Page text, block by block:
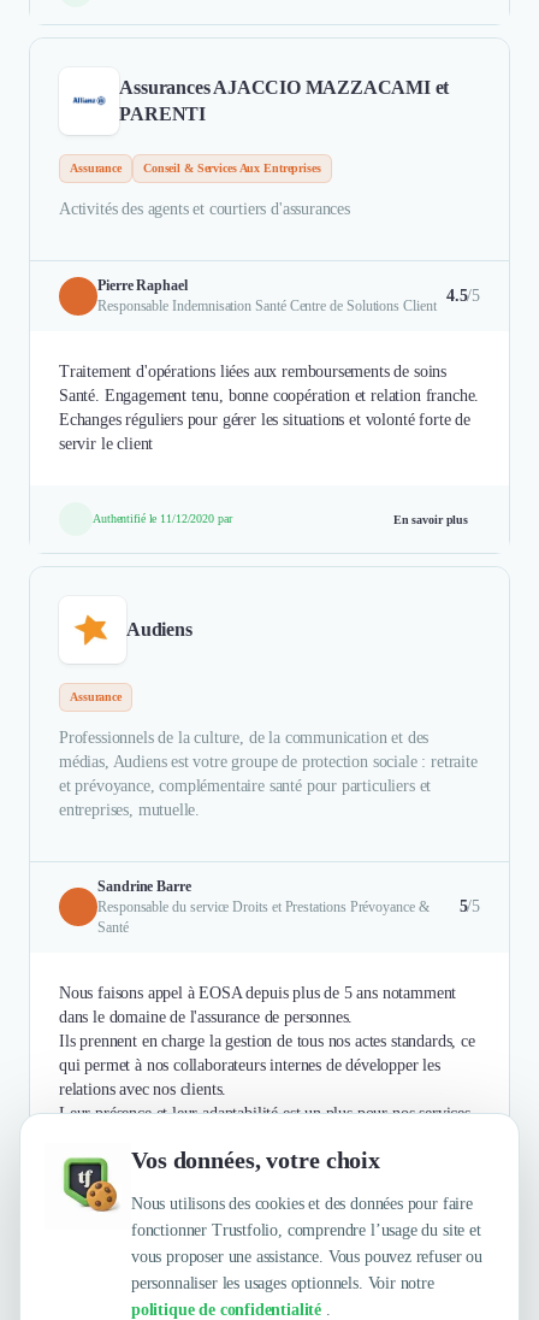
Vos données, votre choix
Nous utilisons des cookies et des données pour faire
fonctionner Trustfolio, comprendre l’usage du site et
vous proposer une assistance. Vous pouvez refuser ou
personnaliser les usages optionnels. Voir notre
politique de confidentialité .
Assurances AJACCIO MAZZACAMI et
PARENTI
Assurance Conseil & Services Aux Entreprises
Activités des agents et courtiers d'assurances
Pierre Raphael
Responsable Indemnisation Santé Centre de Solutions Client
4.5/5
Traitement d'opérations liées aux remboursements de soins
Santé. Engagement tenu, bonne coopération et relation franche.
Echanges réguliers pour gérer les situations et volonté forte de
servir le client
Authentifié le 11/12/2020 par En savoir plus
Audiens
Assurance
Professionnels de la culture, de la communication et des
médias, Audiens est votre groupe de protection sociale : retraite
et prévoyance, complémentaire santé pour particuliers et
entreprises, mutuelle.
Sandrine Barre
Responsable du service Droits et Prestations Prévoyance &
Santé
5/5
Nous faisons appel à EOSA depuis plus de 5 ans notamment
dans le domaine de l'assurance de personnes.
Ils prennent en charge la gestion de tous nos actes standards, ce
qui permet à nos collaborateurs internes de développer les
relations avec nos clients.
Leur présence et leur adaptabilité est un plus pour nos services.
Authentifié le 26/11/2020 par